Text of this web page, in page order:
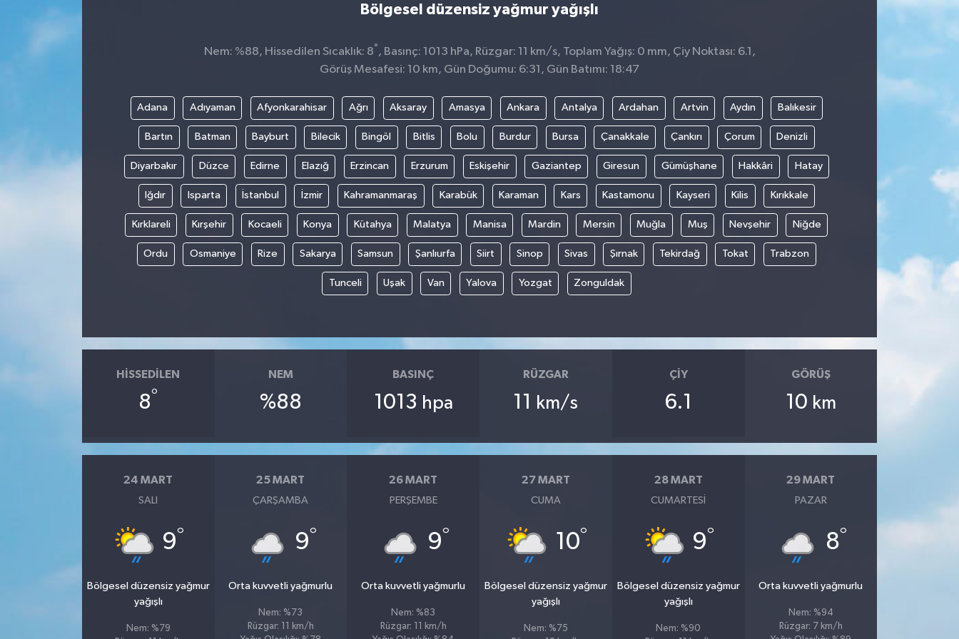
Bölgesel düzensiz yağmur yağışlı
Nem: %88, Hissedilen Sıcaklık: 8° , Basınç: 1013 hPa, Rüzgar: 11 km/s, Toplam Yağış: 0 mm, Çiy Noktası: 6.1,
Görüş Mesafesi: 10 km, Gün Doğumu: 6:31, Gün Batımı: 18:47
Adana Adıyaman Afyonkarahisar Ağrı Aksaray Amasya Ankara Antalya Ardahan Artvin Aydın Balıkesir
Bartın Batman Bayburt Bilecik Bingöl Bitlis Bolu Burdur Bursa Çanakkale Çankırı Çorum Denizli
Diyarbakır Düzce Edirne Elazığ Erzincan Erzurum Eskişehir Gaziantep Giresun Gümüşhane Hakkâri Hatay
Iğdır Isparta İstanbul İzmir Kahramanmaraş Karabük Karaman Kars Kastamonu Kayseri Kilis Kırıkkale
Kırklareli Kırşehir Kocaeli Konya Kütahya Malatya Manisa Mardin Mersin Muğla Muş Nevşehir Niğde
Ordu Osmaniye Rize Sakarya Samsun Şanlıurfa Siirt Sinop Sivas Şırnak Tekirdağ Tokat Trabzon
Tunceli Uşak Van Yalova Yozgat Zonguldak
HISSEDILEN
8°
NEM
%88
BASINÇ
1013 hpa
RÜZGAR
11 km/s
ÇIY
6.1
GÖRÜŞ
10 km
24 MART
SALI
9°
Bölgesel düzensiz yağmur
yağışlı
Nem: %79
25 MART
ÇARŞAMBA
9°
Orta kuvvetli yağmurlu
Nem: %73
Rüzgar: 11 km/h
26 MART
PERŞEMBE
9°
Orta kuvvetli yağmurlu
Nem: %83
Rüzgar: 11 km/h
27 MART
CUMA
10°
Bölgesel düzensiz yağmur
yağışlı
Nem: %75
28 MART
CUMARTESI
9°
Bölgesel düzensiz yağmur
yağışlı
Nem: %90
29 MART
PAZAR
8°
Orta kuvvetli yağmurlu
Nem: %94
Rüzgar: 7 km/h